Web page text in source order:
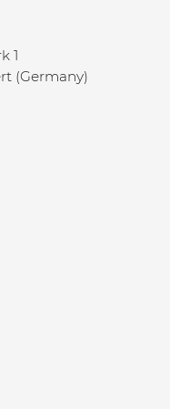
1
(Germany)